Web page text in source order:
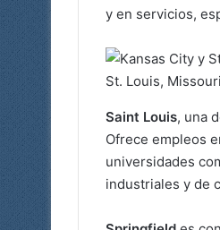
y en servicios,
St. Louis,
Saint Louis, una
Ofrece empleos
universidades
industriales y de